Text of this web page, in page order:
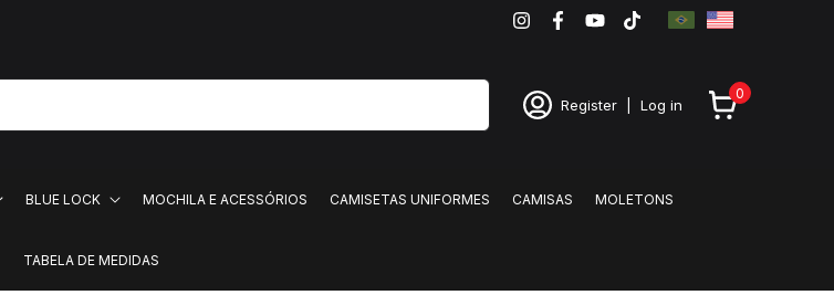
Register Log in
0
BLUE LOCK MOCHILA E ACESSÓRIOS CAMISETAS UNIFORMES CAMISAS MOLETONS
TABELA DE MEDIDAS